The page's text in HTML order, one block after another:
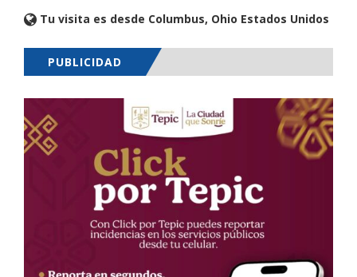
Tu visita es desde Columbus, Ohio Estados Unidos
PUBLICIDAD